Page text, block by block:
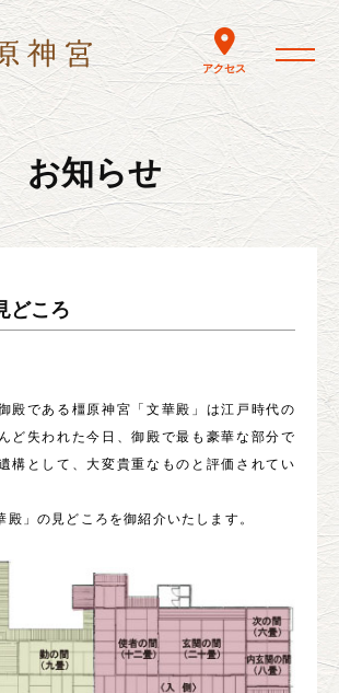
アクセス
toggle
お知らせ
どころ
殿である橿原神宮「文華殿」は江戸時代の
ど失われた今日、御殿で最も豪華な部分で
構として、大変貴重なものと評価されてい
殿」の見どころを御紹介いたします。